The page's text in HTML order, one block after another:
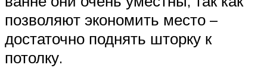
позволяют экономить место –
достаточно поднять шторку к
потолку.